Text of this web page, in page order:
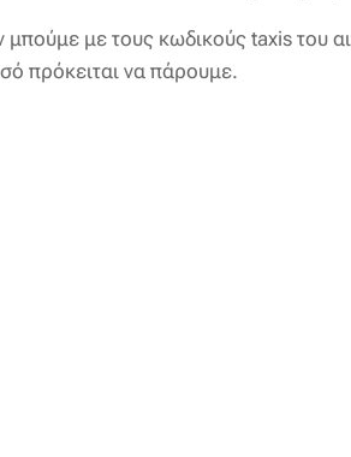
με τους κωδικούς taxis του
πρόκειται να πάρουμε.